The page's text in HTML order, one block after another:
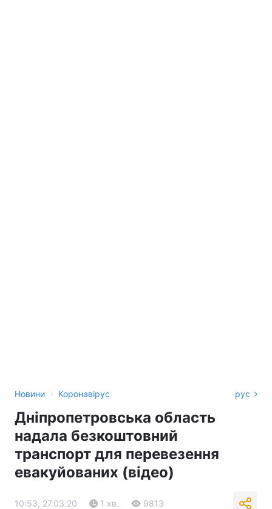
Новини › Коронавірус рус
Дніпропетровська область
надала безкоштовний
транспорт для перевезення
евакуйованих (відео)
10:53, 27.03.20 1 хв. 9813